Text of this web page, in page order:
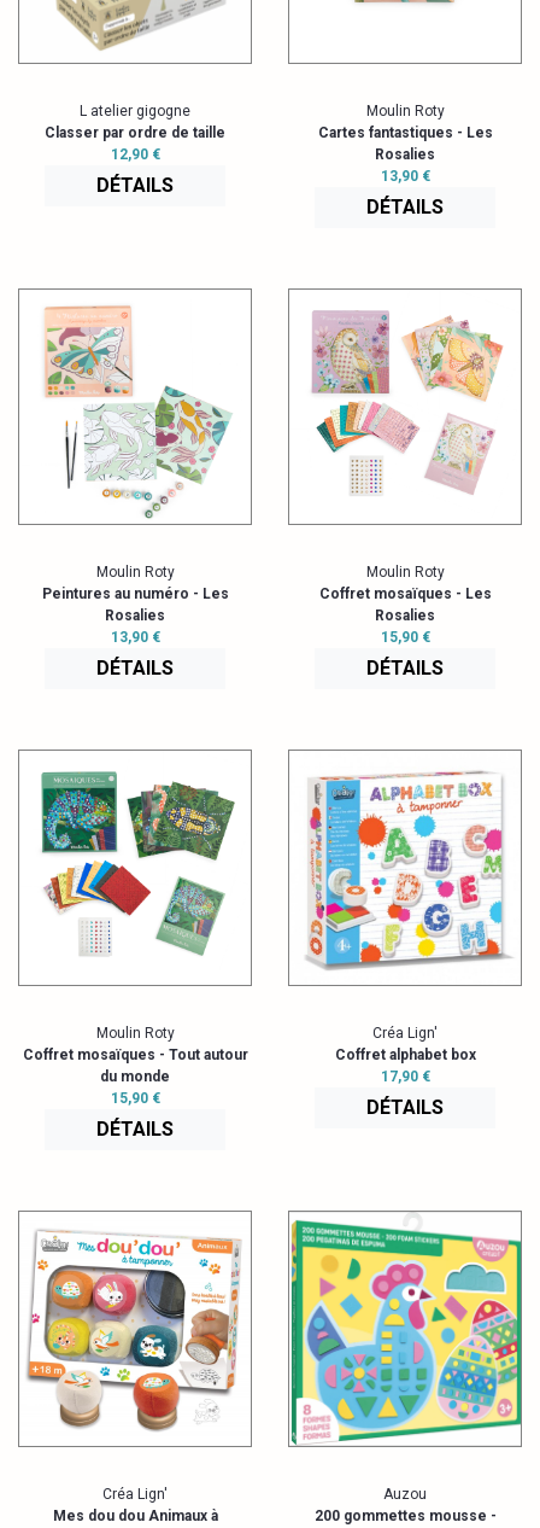
L atelier gigogne
Classer par ordre de taille
12,90 €
DÉTAILS
Moulin Roty
Cartes fantastiques - Les
Rosalies
13,90 €
DÉTAILS
Moulin Roty
Peintures au numéro - Les
Rosalies
13,90 €
DÉTAILS
Moulin Roty
Coffret mosaïques - Les
Rosalies
15,90 €
DÉTAILS
Moulin Roty
Coffret mosaïques - Tout autour
du monde
15,90 €
DÉTAILS
Créa Lign'
Coffret alphabet box
17,90 €
DÉTAILS
Créa Lign'
Mes dou dou Animaux à
Auzou
200 gommettes mousse -